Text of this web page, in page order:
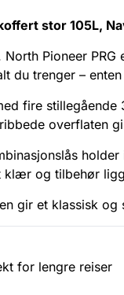
stor 105L,
North Pioneer
du trenger –
fire
overflaten
klær og tilbehør
gir et klassisk
for lengre reiser